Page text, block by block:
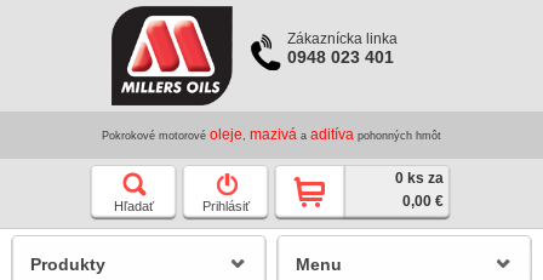
Zákaznícka linka
0948 023 401
Pokrokové motorové oleje mazivá a aditíva pohonných hmôt
Hľadať Prihlásiť
0 ks za
0,00 €
Produkty Menu